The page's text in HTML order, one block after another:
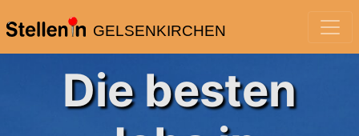
GELSENKIRCHEN
Die besten